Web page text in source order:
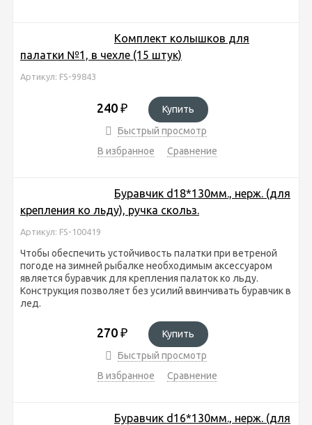
Комплект колышков для
палатки №1, в чехле (15 штук)
Артикул: FS-99843
240 ₽
Купить
Быстрый просмотр
В избранное
Сравнение
Буравчик d18*130мм., нерж. (для
крепления ко льду), ручка скольз.
Артикул: FS-100419
Чтобы обеспечить устойчивость палатки при ветреной
погоде на зимней рыбалке необходимым аксессуаром
является буравчик для крепления палаток ко льду.
Конструкция позволяет без усилий ввинчивать буравчик в
лед.
270 ₽
Купить
Быстрый просмотр
В избранное
Сравнение
Буравчик d16*130мм., нерж. (для